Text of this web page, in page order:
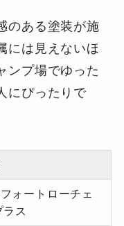
のある塗装が施
には見えないほ
ンプ場でゆった
にぴったりで
ォートローチェ
ラス